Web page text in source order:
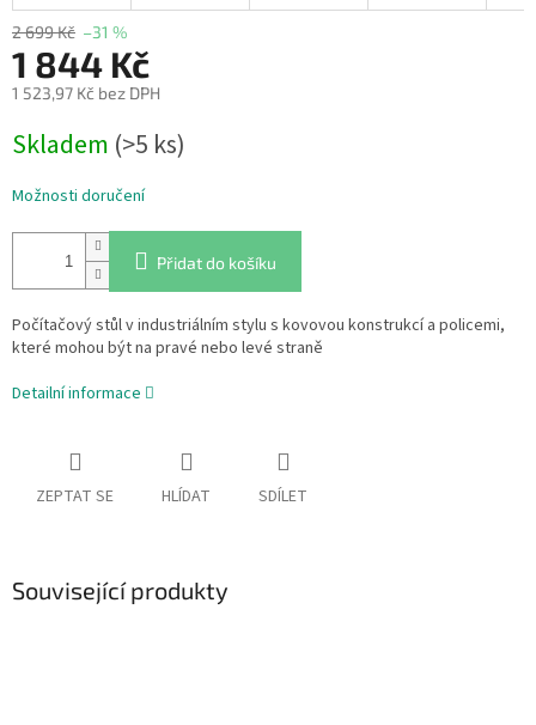
2 699 Kč –31 %
1 844 Kč
1 523,97 Kč bez DPH
cena:
Skladem (>5 ks)
Možnosti doručení
Přidat do košíku
Počítačový stůl v industriálním stylu s kovovou konstrukcí a policemi,
které mohou být na pravé nebo levé straně
Detailní informace
ZEPTAT SE HLÍDAT SDÍLET
Související produkty